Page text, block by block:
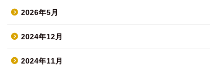
2026年5月
2024年12月
2024年11月